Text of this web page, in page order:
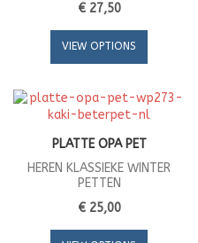
€ 27,50
VIEW OPTIONS
PLATTE OPA PET
HEREN KLASSIEKE WINTER
PETTEN
€ 25,00